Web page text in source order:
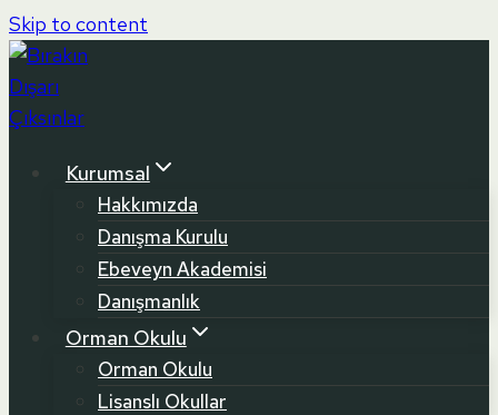
Skip to content
Kurumsal
Hakkımızda
Danışma Kurulu
Ebeveyn Akademisi
Danışmanlık
Orman Okulu
Orman Okulu
Lisanslı Okullar